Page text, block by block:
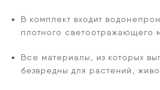
В комплект входит
плотного светоотражающего
Все материалы, из которых
безвредны для растений,